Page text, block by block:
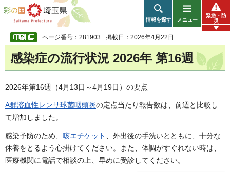
彩の国 埼玉県
情報を探す メニュー
緊急・防
災
ページ番号：281903 掲載日：2026年4月22日
感染症の流行状況 2026年 第16週
2026年第16週（4月13日～4月19日）の要点
A群溶血性レンサ球菌咽頭炎の定点当たり報告数は、前週と比較し
て増加しました。
感染予防のため、 咳エチケット
、外出後の手洗いとともに、十分な
休養をとるよう心掛けてください。また、体調がすぐれない時は、
医療機関に電話で相談の上、早めに受診してください。